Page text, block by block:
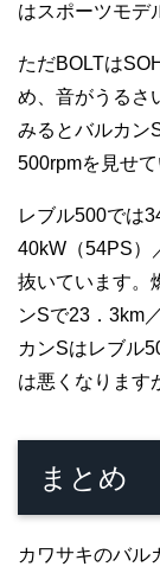
はスポーツモデ
ただBOLTは
め、音がうるさ
みるとバルカン
500rpmを見せて
レブル500では
40kW（54PS）
抜いています。
ンSで23．3km
カンSはレブル
は悪くなります
まとめ
カワサキのバル